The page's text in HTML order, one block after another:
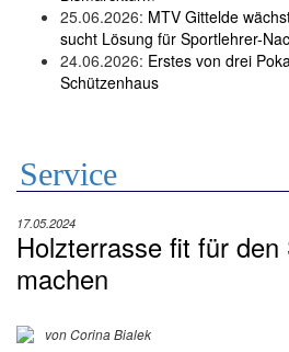
25.06.2026: MTV Gittelde
sucht Lösung für Sportlehrer-
24.06.2026: Erstes von drei
Schützenhaus
Service
17.05.2024
Holzterrasse fit für den
machen
von Corina Bialek